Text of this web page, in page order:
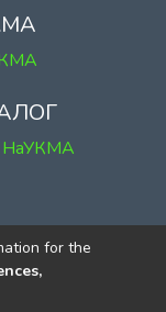
НаУКМА
2
for the